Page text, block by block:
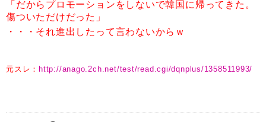
「だからプロモーションをしないで韓国に帰ってきた。
傷ついただけだった」
・・・それ進出したって言わないからｗ
元スレ： http://anago.2ch.net/test/read.cgi/dqnplus/1358511993/